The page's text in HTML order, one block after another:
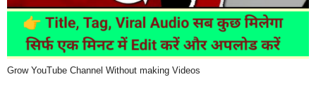
Grow YouTube Channel Without making Videos